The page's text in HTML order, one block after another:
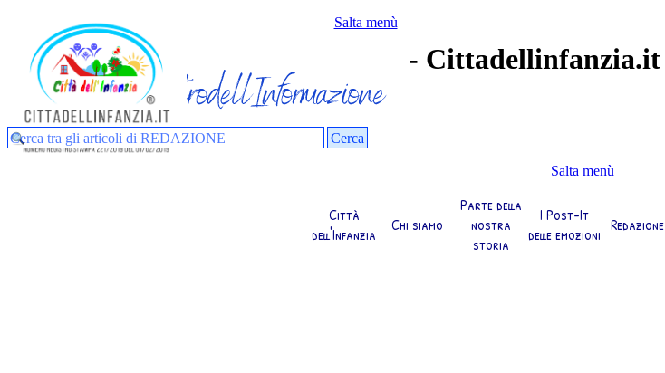
Articoli di Redazione | Attualità - Cittadellinfanzia.it
Cerca
Salta menù
Città
dell'Infanzia
Chi siamo
Parte della
nostra
storia
I Post-It
delle emozioni Redazione
Salta menù